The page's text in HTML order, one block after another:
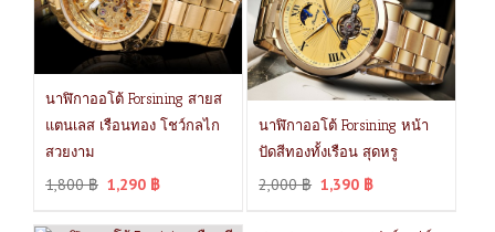
นาฬิกาออโต้ Forsining สายส
แตนเลส เรือนทอง โชว์กลไก
สวยงาม
1,800฿ 1,290 ฿
นาฬิกาออโต้ Forsining หน้า
ปัดสีทองทั้งเรือน สุดหรู
2,000฿ 1,390 ฿